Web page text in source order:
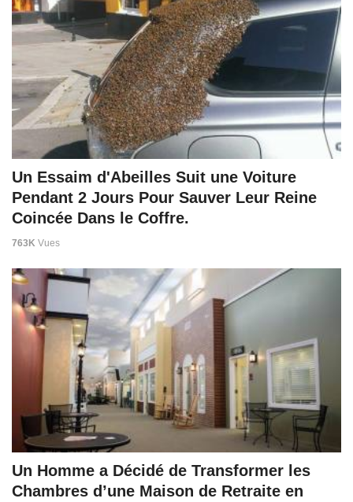
Un Essaim d'Abeilles Suit une Voiture
Pendant 2 Jours Pour Sauver Leur Reine
Coincée Dans le Coffre.
763K Vues
Un Homme a Décidé de Transformer les
Chambres d’une Maison de Retraite en